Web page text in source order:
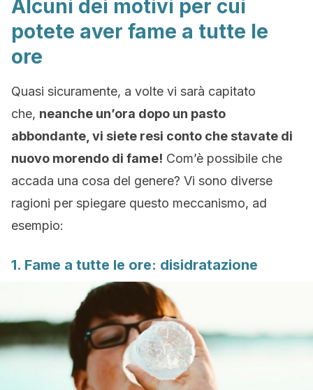
Alcuni dei motivi per cui
potete aver fame a tutte le
ore
Quasi sicuramente, a volte vi sarà capitato
che, neanche un’ora dopo un pasto
abbondante, vi siete resi conto che stavate di
nuovo morendo di fame! Com’è possibile che
accada una cosa del genere? Vi sono diverse
ragioni per spiegare questo meccanismo, ad
esempio:
1. Fame a tutte le ore: disidratazione